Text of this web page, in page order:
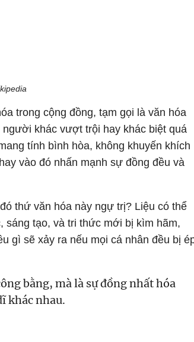
trong cộng đồng, tạm gọi là văn hóa
khác vượt trội hay khác biệt quá
tính bình hòa, không khuyến khích
vào đó nhấn mạnh sự đồng đều và
thứ văn hóa này ngự trị? Liệu có thể
sáng tạo, và tri thức mới bị kìm hãm,
gì sẽ xảy ra nếu mọi cá nhân đều bị
bằng, mà là sự đồng nhất hóa
khác nhau.